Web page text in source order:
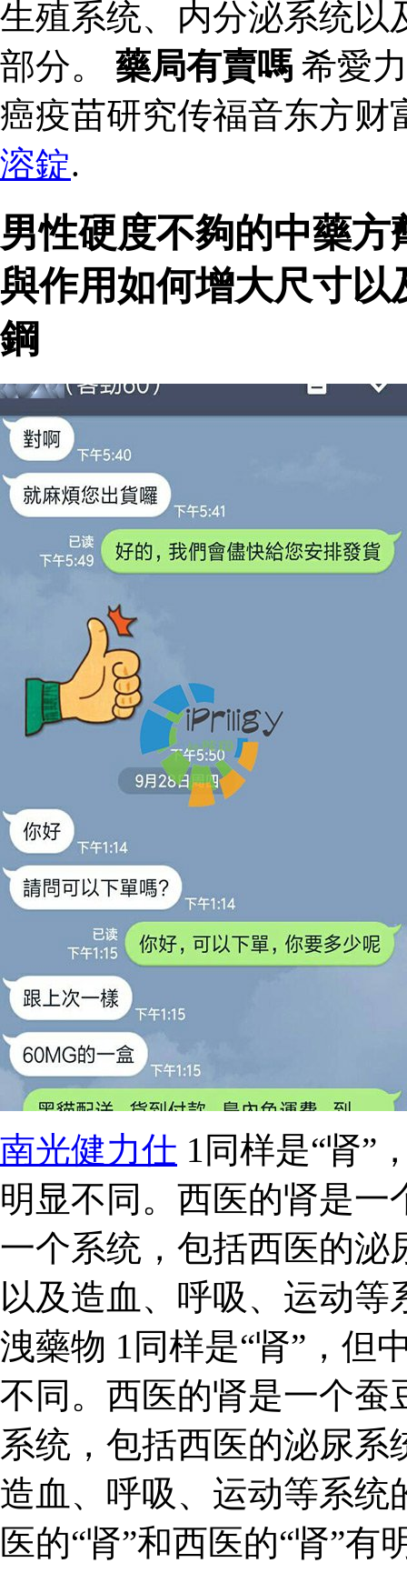
生殖系统、内分泌系统以
部分。 藥局有賣嗎 希愛
癌疫苗研究传福音东方
溶錠.
男性硬度不夠的中藥
與作用如何增大尺寸
鋼
南光健力仕 1同样是“肾”
明显不同。西医的肾是
一个系统，包括西医的泌
以及造血、呼吸、运动
洩藥物 1同样是“肾”，但
不同。西医的肾是一个蚕
系统，包括西医的泌尿
造血、呼吸、运动等系统
医的“肾”和西医的“肾”